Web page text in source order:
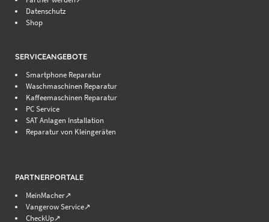
Datenschutz
Shop
SERVICEANGEBOTE
Smartphone Reparatur
Waschmaschinen Reparatur
Kaffeemaschinen Reparatur
PC Service
SAT Anlagen Installation
Reparatur von Kleingeräten
PARTNERPORTALE
MeinMacher↗
Vangerow Service↗
CheckUp↗